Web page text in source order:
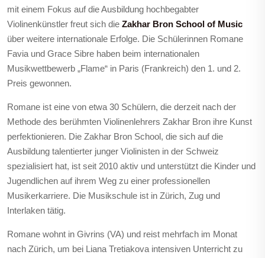
mit einem Fokus auf die Ausbildung hochbegabter
Violinenkünstler freut sich die Zakhar Bron School of Music
über weitere internationale Erfolge. Die Schülerinnen Romane
Favia und Grace Sibre haben beim internationalen
Musikwettbewerb „Flame“ in Paris (Frankreich) den 1. und 2.
Preis gewonnen.
Romane ist eine von etwa 30 Schülern, die derzeit nach der
Methode des berühmten Violinenlehrers Zakhar Bron ihre Kunst
perfektionieren. Die Zakhar Bron School, die sich auf die
Ausbildung talentierter junger Violinisten in der Schweiz
spezialisiert hat, ist seit 2010 aktiv und unterstützt die Kinder und
Jugendlichen auf ihrem Weg zu einer professionellen
Musikerkarriere. Die Musikschule ist in Zürich, Zug und
Interlaken tätig.
Romane wohnt in Givrins (VA) und reist mehrfach im Monat
nach Zürich, um bei Liana Tretiakova intensiven Unterricht zu